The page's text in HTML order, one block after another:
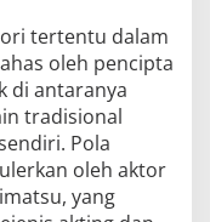
tertentu dalam
oleh pencipta
di antaranya
tradisional
Pola
oleh aktor
yang